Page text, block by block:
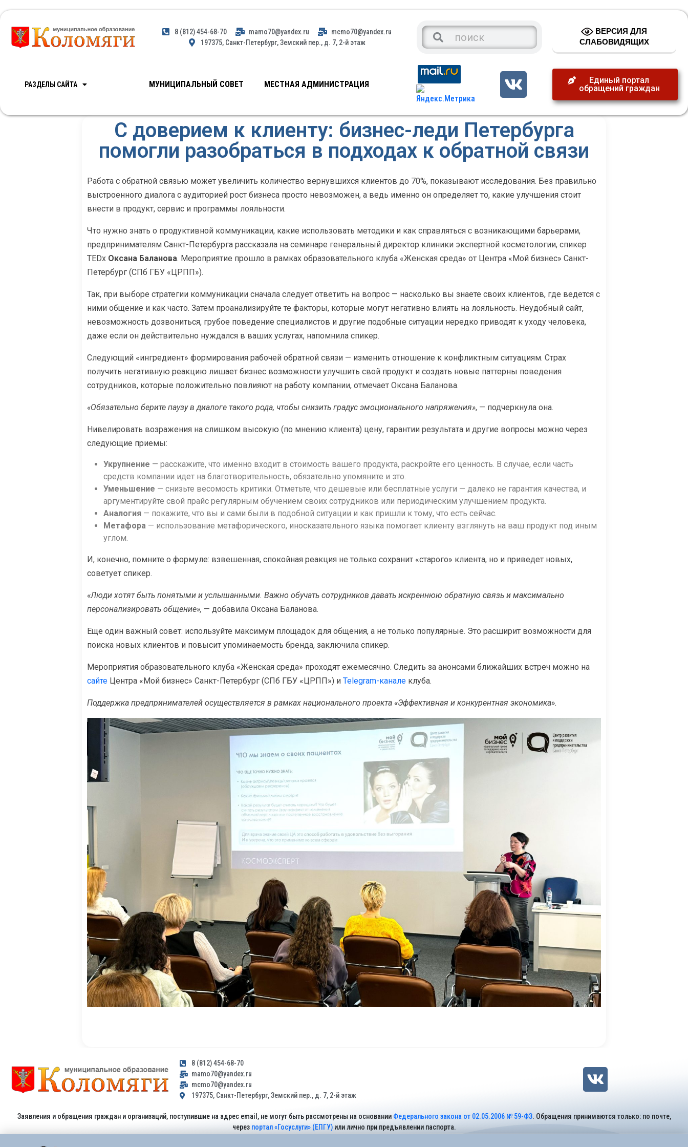
8 (812) 454-68-70 mamo70@yandex.ru
mcmo70@yandex.ru
197375, Санкт-Петербург, Земский пер., д. 7, 2-й этаж
ВЕРСИЯ ДЛЯ
СЛАБОВИДЯЩИХ
РАЗДЕЛЫ САЙТА МУНИЦИПАЛЬНЫЙ СОВЕТ МЕСТНАЯ АДМИНИСТРАЦИЯ
Единый портал
обращений граждан
С доверием к клиенту: бизнес-леди Петербурга
помогли разобраться в подходах к обратной связи
Работа с обратной связью может увеличить количество вернувшихся клиентов до 70%, показывают исследования. Без правильно
выстроенного диалога с аудиторией рост бизнеса просто невозможен, а ведь именно он определяет то, какие улучшения стоит
внести в продукт, сервис и программы лояльности.
Что нужно знать о продуктивной коммуникации, какие использовать методики и как справляться с возникающими барьерами,
предпринимателям Санкт-Петербурга рассказала на семинаре генеральный директор клиники экспертной косметологии, спикер
TEDх Оксана Баланова. Мероприятие прошло в рамках образовательного клуба «Женская среда» от Центра «Мой бизнес» Санкт-
Петербург (СПб ГБУ «ЦРПП»).
Так, при выборе стратегии коммуникации сначала следует ответить на вопрос — насколько вы знаете своих клиентов, где ведется с
ними общение и как часто. Затем проанализируйте те факторы, которые могут негативно влиять на лояльность. Неудобный сайт,
невозможность дозвониться, грубое поведение специалистов и другие подобные ситуации нередко приводят к уходу человека,
даже если он действительно нуждался в ваших услугах, напомнила спикер.
Следующий «ингредиент» формирования рабочей обратной связи — изменить отношение к конфликтным ситуациям. Страх
получить негативную реакцию лишает бизнес возможности улучшить свой продукт и создать новые паттерны поведения
сотрудников, которые положительно повлияют на работу компании, отмечает Оксана Баланова.
«Обязательно берите паузу в диалоге такого рода, чтобы снизить градус эмоционального напряжения», — подчеркнула она.
Нивелировать возражения на слишком высокую (по мнению клиента) цену, гарантии результата и другие вопросы можно через
следующие приемы:
Укрупнение — расскажите, что именно входит в стоимость вашего продукта, раскройте его ценность. В случае, если часть
средств компании идет на благотворительность, обязательно упомяните и это.
Уменьшение — снизьте весомость критики. Отметьте, что дешевые или бесплатные услуги — далеко не гарантия качества, и
аргументируйте свой прайс регулярным обучением своих сотрудников или периодическим улучшением продукта.
Аналогия — покажите, что вы и сами были в подобной ситуации и как пришли к тому, что есть сейчас.
Метафора — использование метафорического, иносказательного языка помогает клиенту взглянуть на ваш продукт под иным
углом.
И, конечно, помните о формуле: взвешенная, спокойная реакция не только сохранит «старого» клиента, но и приведет новых,
советует спикер.
«Люди хотят быть понятыми и услышанными. Важно обучать сотрудников давать искреннюю обратную связь и максимально
персонализировать общение», — добавила Оксана Баланова.
Еще один важный совет: используйте максимум площадок для общения, а не только популярные. Это расширит возможности для
поиска новых клиентов и повысит упоминаемость бренда, заключила спикер.
Мероприятия образовательного клуба «Женская среда» проходят ежемесячно. Следить за анонсами ближайших встреч можно на
сайте Центра «Мой бизнес» Санкт-Петербург (СПб ГБУ «ЦРПП») и Telegram-канале клуба.
Поддержка предпринимателей осуществляется в рамках национального проекта «Эффективная и конкурентная экономика».
8 (812) 454-68-70
mamo70@yandex.ru
mcmo70@yandex.ru
197375, Санкт-Петербург, Земский пер., д. 7, 2-й этаж
Заявления и обращения граждан и организаций, поступившие на адрес email, не могут быть рассмотрены на основании Федерального закона от 02.05.2006 № 59-ФЗ. Обращения принимаются только: по почте,
через портал «Госуслуги» (ЕПГУ)или лично при предъявлении паспорта.